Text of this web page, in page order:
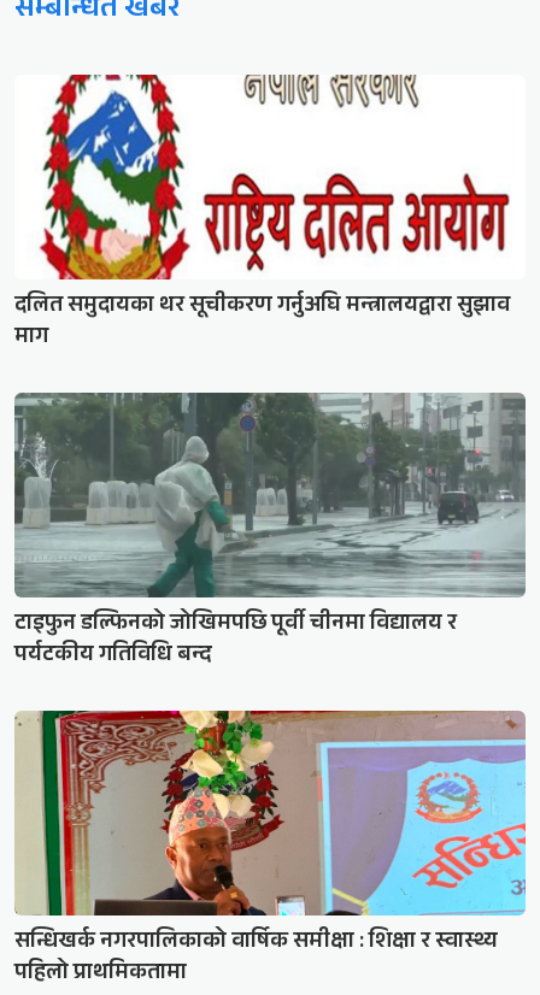
सम्बन्धित खबर
दलित समुदायका थर सूचीकरण गर्नुअघि मन्त्रालयद्वारा सुझाव
माग
टाइफुन डल्फिनको जोखिमपछि पूर्वी चीनमा विद्यालय र
पर्यटकीय गतिविधि बन्द
सन्धिखर्क नगरपालिकाको वार्षिक समीक्षा : शिक्षा र स्वास्थ्य
पहिलो प्राथमिकतामा